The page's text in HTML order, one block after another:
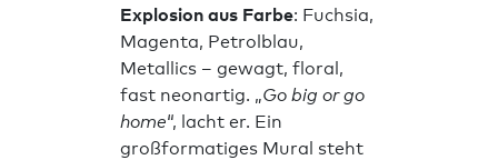
Explosion aus Farbe: Fuchsia,
Magenta, Petrolblau,
Metallics – gewagt, floral,
fast neonartig. „Go big or go
home“, lacht er. Ein
großformatiges Mural steht